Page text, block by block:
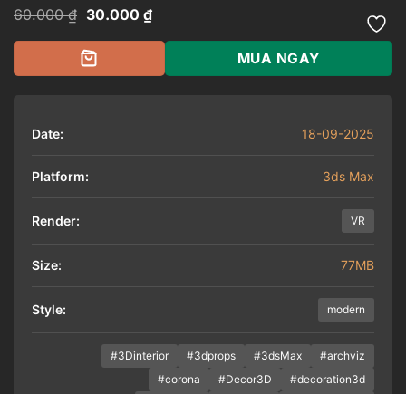
60.000₫ Giá
là:
60.000 ₫.
30.000 ₫Giá
hiện
tại
30.000 ₫.
MUA NGAY
Date: 18-09-2025
Platform: 3ds Max
Render: VR
Size: 77MB
Style: modern
#3Dinterior #3dprops #3dsMax
#archviz
#corona
#Decor3D
#decoration3d